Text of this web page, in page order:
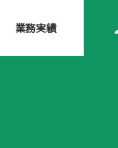
業務実績